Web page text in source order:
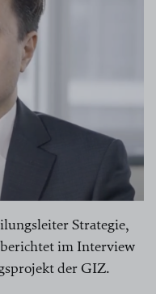
Strategie,
im Interview
der GIZ.